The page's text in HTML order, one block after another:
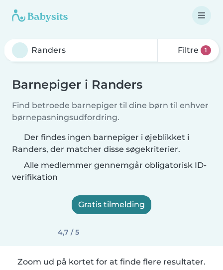
Filtre 1
Barnepiger i Randers
Find betroede barnepiger til dine børn til enhver
børnepasningsudfordring.
Der findes ingen barnepiger i øjeblikket i
Randers, der matcher disse søgekriterier.
Alle medlemmer gennemgår obligatorisk ID-
verifikation
Gratis tilmelding
4,7 / 5
Zoom ud på kortet for at finde flere resultater.